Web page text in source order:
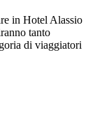
in Hotel Alassio
tanto
di viaggiatori